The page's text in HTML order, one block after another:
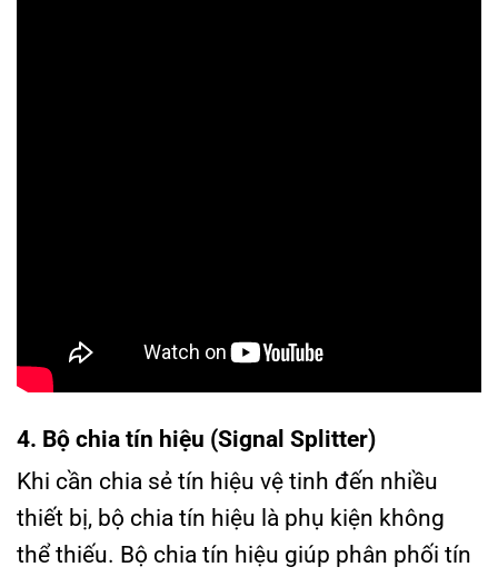
4. Bộ chia tín hiệu (Signal Splitter)
Khi cần chia sẻ tín hiệu vệ tinh đến nhiều
thiết bị, bộ chia tín hiệu là phụ kiện không
thể thiếu. Bộ chia tín hiệu giúp phân phối tín